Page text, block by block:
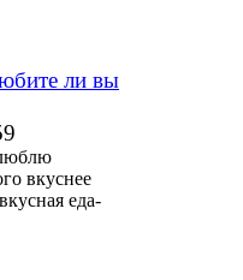
ли вы
вкуснее
еда-